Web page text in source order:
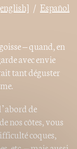
Español
– quand, en
avec envie
tant déguster
de
nos côtes, vous
coques,